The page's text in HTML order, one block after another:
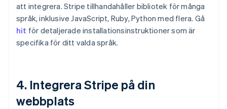
att integrera. Stripe tillhandahåller bibliotek för många
språk, inklusive JavaScript, Ruby, Python med flera. Gå
hit för detaljerade installationsinstruktioner som är
specifika för ditt valda språk.
4. Integrera Stripe på din
webbplats